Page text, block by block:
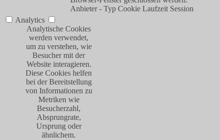
Anbieter - Typ Cookie Laufzeit Session
Analytics
Analytische Cookies
werden verwendet,
um zu verstehen, wie
Besucher mit der
Website interagieren.
Diese Cookies helfen
bei der Bereitstellung
von Informationen zu
Metriken wie
Besucherzahl,
Absprungrate,
Ursprung oder
ähnlichem.